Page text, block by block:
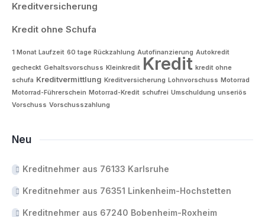
Kreditversicherung
Kredit ohne Schufa
1 Monat Laufzeit 60 tage Rückzahlung Autofinanzierung Autokredit
gecheckt Gehaltsvorschuss Kleinkredit Kredit kredit ohne
schufa Kreditvermittlung Kreditversicherung Lohnvorschuss Motorrad
Motorrad-Führerschein Motorrad-Kredit schufrei Umschuldung unseriös
Vorschuss Vorschusszahlung
Neu
Kreditnehmer aus 76133 Karlsruhe
Kreditnehmer aus 76351 Linkenheim-Hochstetten
Kreditnehmer aus 67240 Bobenheim-Roxheim